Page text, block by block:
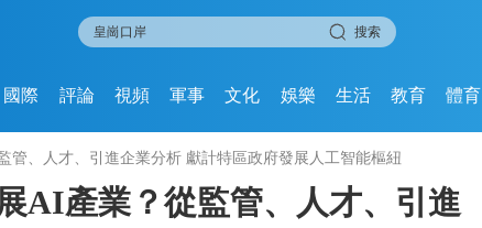
搜索
國際 評論 視頻 軍事 文化 娛樂 生活 教育 體育
管、人才、引進企業分析 獻計特區政府發展人工智能樞紐
AI產業？從監管、人才、引進